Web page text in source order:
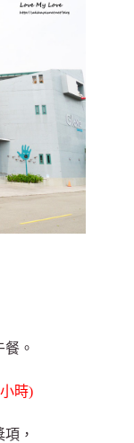
。
時)
，